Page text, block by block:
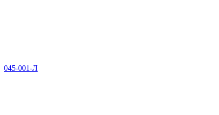
045-001-Л